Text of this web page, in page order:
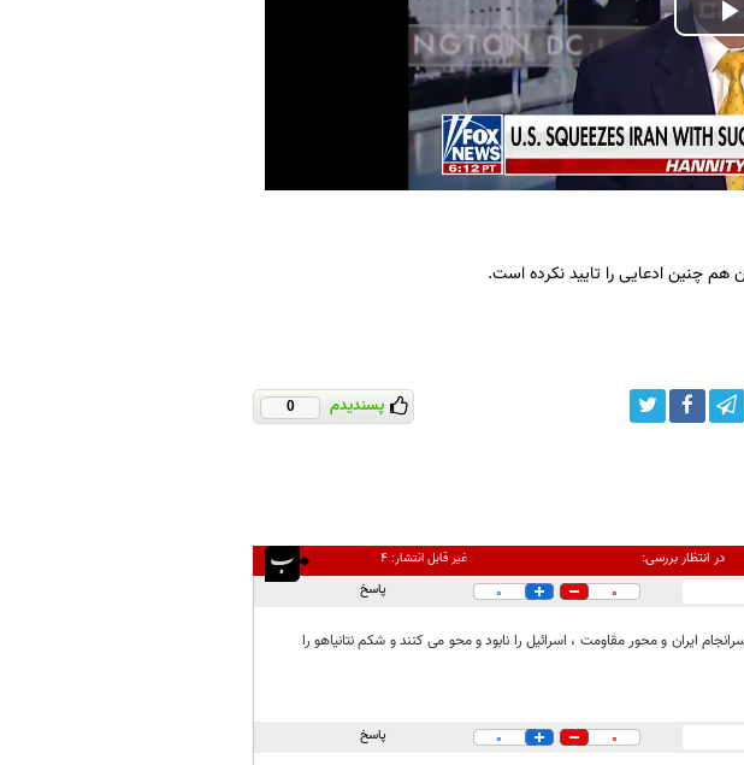
چنین ادعایی را تایید نکرده است.
پسندیدم 0
در انتظار بررسی: غیر قابل انتشار:۴
0
0 پاسخ
ایران و محور مقاومت ، اسرائیل را نابود و محو می کنند و شکم نتانیاهو را
0
0 پاسخ